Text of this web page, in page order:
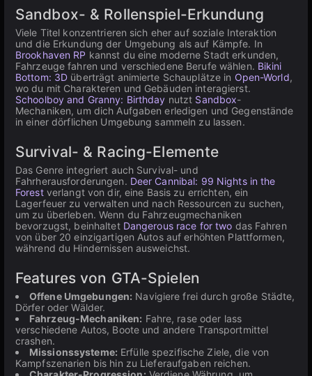
Sandbox- & Rollenspiel-Erkundung
Viele Titel konzentrieren sich eher auf soziale Interaktion
und die Erkundung der Umgebung als auf Kämpfe. In
Brookhaven RP kannst du eine moderne Stadt erkunden,
Fahrzeuge fahren und verschiedene Berufe wählen. Bikini
Bottom: 3D überträgt animierte Schauplätze in Open-World,
wo du mit Charakteren und Gebäuden interagierst.
Schoolboy and Granny: Birthday nutzt Sandbox-
Mechaniken, um dich Aufgaben erledigen und Gegenstände
in einer dörflichen Umgebung sammeln zu lassen.
Survival- & Racing-Elemente
Das Genre integriert auch Survival- und
Fahrherausforderungen. Deer Cannibal: 99 Nights in the
Forestverlangt von dir, eine Basis zu errichten, ein
Lagerfeuer zu verwalten und nach Ressourcen zu suchen,
um zu überleben. Wenn du Fahrzeugmechaniken
bevorzugst, beinhaltet Dangerous race for two das Fahren
von über 20 einzigartigen Autos auf erhöhten Plattformen,
während du Hindernissen ausweichst.
Features von GTA-Spielen
Offene Umgebungen: Navigiere frei durch große Städte,
Dörfer oder Wälder.
Fahrzeug-Mechaniken: Fahre, rase oder lass
verschiedene Autos, Boote und andere Transportmittel
crashen.
Missionssysteme: Erfülle spezifische Ziele, die von
Kampfszenarien bis hin zu Lieferaufgaben reichen.